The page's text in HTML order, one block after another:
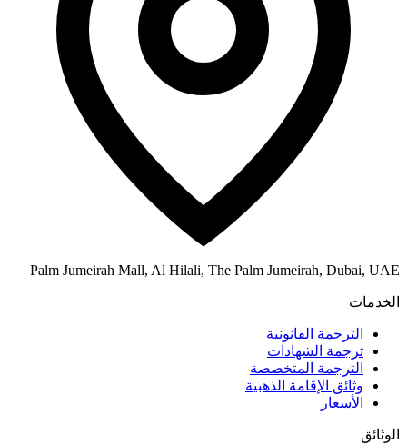
Palm Jumeirah Mall, Al Hilali, The Palm Jumeirah, Dubai, UAE
الخدمات
الترجمة القانونية
ترجمة الشهادات
الترجمة المتخصصة
وثائق الإقامة الذهبية
الأسعار
الوثائق